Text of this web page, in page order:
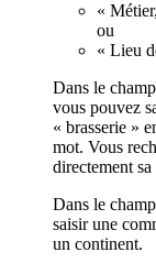
«
ou
« Lieu
Dans le
vous pouvez
« brasserie »
mot. Vous
directement
Dans le
saisir une
un continent.